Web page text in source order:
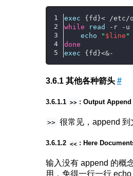
exec {fd}< /etc/
while
read -r -u
echo
" $line "
done
exec {fd}<&-
其他各种箭头 #
>> : Output
>> 很常见，append 到
<< : Here
输入没有 append 的概
用，免得一行一行 echo